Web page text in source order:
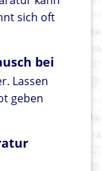
sich oft
bei
Lassen
geben